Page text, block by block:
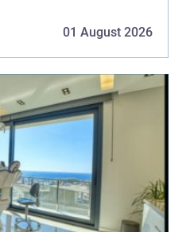
01 August 2026